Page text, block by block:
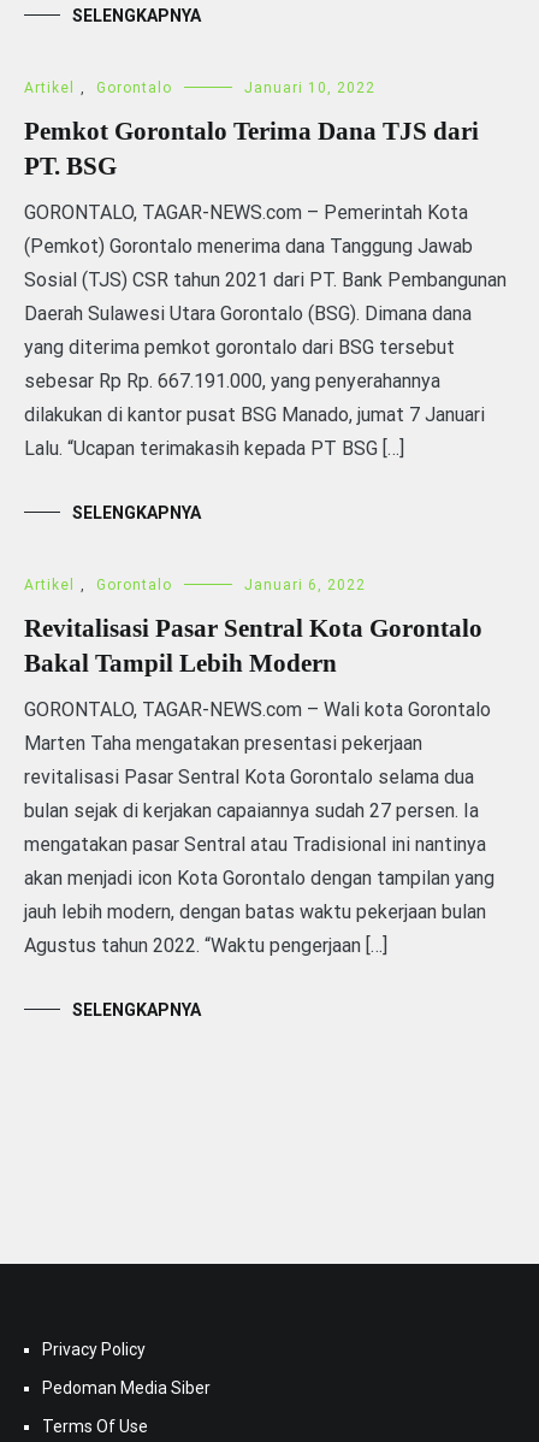
SELENGKAPNYA
Artikel , Gorontalo Januari 10, 2022
Pemkot Gorontalo Terima Dana TJS dari
PT. BSG
GORONTALO, TAGAR-NEWS.com – Pemerintah Kota
(Pemkot) Gorontalo menerima dana Tanggung Jawab
Sosial (TJS) CSR tahun 2021 dari PT. Bank Pembangunan
Daerah Sulawesi Utara Gorontalo (BSG). Dimana dana
yang diterima pemkot gorontalo dari BSG tersebut
sebesar Rp Rp. 667.191.000, yang penyerahannya
dilakukan di kantor pusat BSG Manado, jumat 7 Januari
Lalu. “Ucapan terimakasih kepada PT BSG […]
SELENGKAPNYA
Artikel , Gorontalo Januari 6, 2022
Revitalisasi Pasar Sentral Kota Gorontalo
Bakal Tampil Lebih Modern
GORONTALO, TAGAR-NEWS.com – Wali kota Gorontalo
Marten Taha mengatakan presentasi pekerjaan
revitalisasi Pasar Sentral Kota Gorontalo selama dua
bulan sejak di kerjakan capaiannya sudah 27 persen. Ia
mengatakan pasar Sentral atau Tradisional ini nantinya
akan menjadi icon Kota Gorontalo dengan tampilan yang
jauh lebih modern, dengan batas waktu pekerjaan bulan
Agustus tahun 2022. “Waktu pengerjaan […]
SELENGKAPNYA
Privacy Policy
Pedoman Media Siber
Terms Of Use